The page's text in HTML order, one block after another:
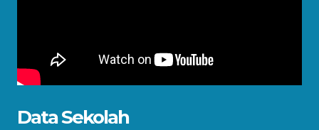
Data Sekolah